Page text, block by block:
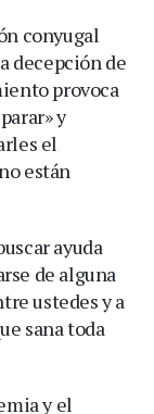
conyugal
decepción de
provoca
y
el
están
ayuda
de alguna
ustedes y a
sana toda
y el